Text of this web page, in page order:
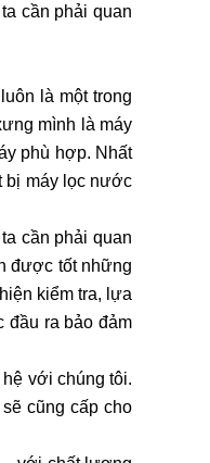
cần phải quan
là một trong
mình là máy
phù hợp. Nhất
bị máy lọc nước
cần phải quan
được tốt những
kiểm tra, lựa
đầu ra bảo đảm
với chúng tôi.
cũng cấp cho